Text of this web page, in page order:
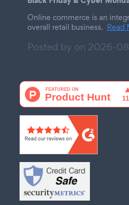
Online commerce is an
overall retail business. Read
Posted by on 2026-